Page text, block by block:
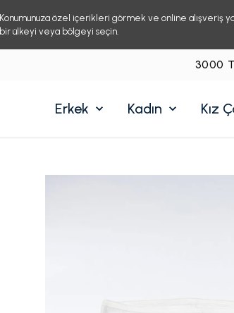
Konumunuza özel içerikleri görmek ve online alışveriş
bir ülkeyi veya bölgeyi seçin.
3000
Erkek Kadın Kız